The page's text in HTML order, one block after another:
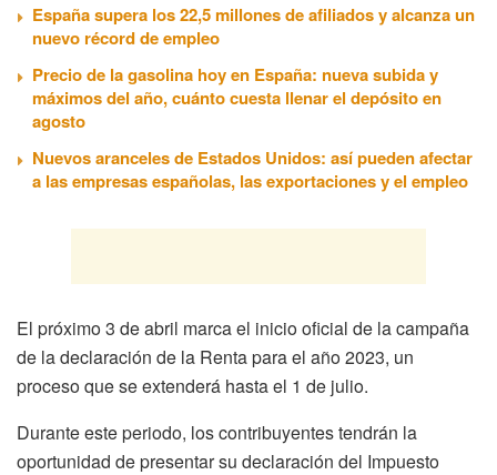
España supera los 22,5 millones de afiliados y alcanza un
nuevo récord de empleo
Precio de la gasolina hoy en España: nueva subida y
máximos del año, cuánto cuesta llenar el depósito en
agosto
Nuevos aranceles de Estados Unidos: así pueden afectar
a las empresas españolas, las exportaciones y el empleo
El próximo 3 de abril marca el inicio oficial de la campaña
de la declaración de la Renta para el año 2023, un
proceso que se extenderá hasta el 1 de julio.
Durante este periodo, los contribuyentes tendrán la
oportunidad de presentar su declaración del Impuesto